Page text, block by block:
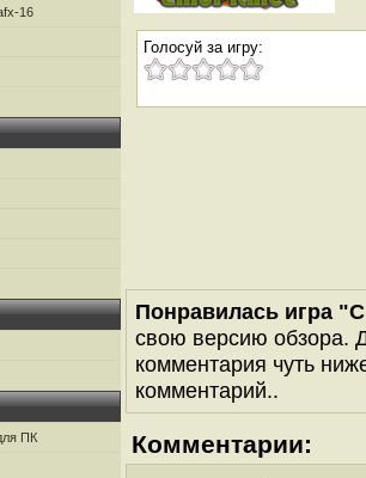
16
ПК
Голосуй за игру:
Понравилась игра
свою версию обзора.
комментария чуть
комментарий..
Комментарии: